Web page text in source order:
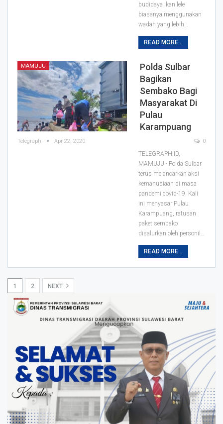
budidaya ikan lele
biasanya menggunakan
wadah yang lebih…
READ MORE...
MAMUJU
Polda Sulbar
Bagikan
Sembako Bagi
Masyarakat Di
Pulau
Karampuang
Telegraph Apr 22, 2020 0
TELEGRAPH.ID,
MAMUJU - Polda Sulbar
terus melancarkan aksi
kemanusiaan di masa
pandemi covid-19. Kali
ini menyasar Pulau
Karampuang, ratusan
paket sembako
disalurkan oleh personil …
READ MORE...
1 2 NEXT